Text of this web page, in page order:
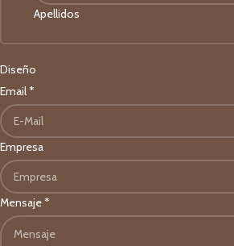
Apellidos
Diseño
Email*
Empresa
Mensaje*